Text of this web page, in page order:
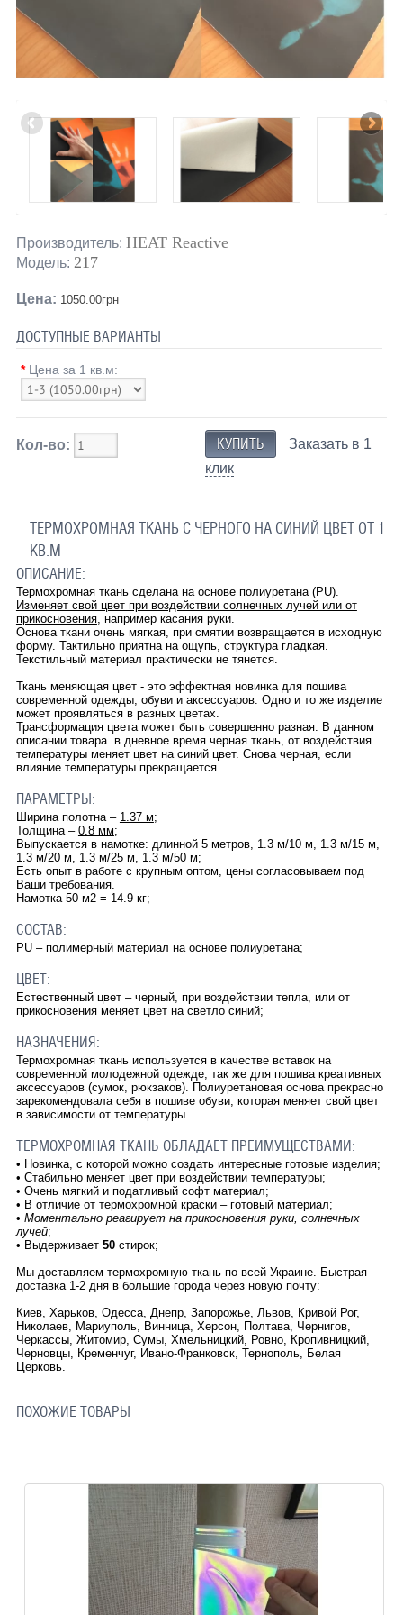
Производитель: HEAT Reactive
Модель: 217
Цена: 1050.00грн
ДОСТУПНЫЕ ВАРИАНТЫ
* Цена за 1 кв.м:
Кол-во:
Заказать в 1
клик
ТЕРМОХРОМНАЯ ТКАНЬ С ЧЕРНОГО НА СИНИЙ ЦВЕТ ОТ 1
КВ.М
ОПИСАНИЕ:
Термохромная ткань сделана на основе полиуретана (PU).
Изменяет свой цвет при воздействии солнечных лучей или от
прикосновения, например касания руки.
Основа ткани очень мягкая, при смятии возвращается в исходную
форму. Тактильно приятна на ощупь, структура гладкая.
Текстильный материал практически не тянется.
Ткань меняющая цвет - это эффектная новинка для пошива
современной одежды, обуви и аксессуаров. Одно и то же изделие
может проявляться в разных цветах.
Трансформация цвета может быть совершенно разная. В данном
описании товара в дневное время черная ткань, от воздействия
температуры меняет цвет на синий цвет. Снова черная, если
влияние температуры прекращается.
ПАРАМЕТРЫ:
Ширина полотна – 1.37 м;
Толщина – 0.8 мм;
Выпускается в намотке: длинной 5 метров, 1.3 м/10 м, 1.3 м/15 м,
1.3 м/20 м, 1.3 м/25 м, 1.3 м/50 м;
Есть опыт в работе с крупным оптом, цены согласовываем под
Ваши требования.
Намотка 50 м2 = 14.9 кг;
СОСТАВ:
PU – полимерный материал на основе полиуретана;
ЦВЕТ:
Естественный цвет – черный, при воздействии тепла, или от
прикосновения меняет цвет на светло синий;
НАЗНАЧЕНИЯ:
Термохромная ткань используется в качестве вставок на
современной молодежной одежде, так же для пошива креативных
аксессуаров (сумок, рюкзаков). Полиуретановая основа прекрасно
зарекомендовала себя в пошиве обуви, которая меняет свой цвет
в зависимости от температуры.
ТЕРМОХРОМНАЯ ТКАНЬ ОБЛАДАЕТ ПРЕИМУЩЕСТВАМИ:
• Новинка, с которой можно создать интересные готовые изделия;
• Стабильно меняет цвет при воздействии температуры;
• Очень мягкий и податливый софт материал;
• В отличие от термохромной краски – готовый материал;
• Моментально реагирует на прикосновения руки, солнечных
лучей;
• Выдерживает 50стирок;
Мы доставляем термохромную ткань по всей Украине. Быстрая
доставка 1-2 дня в большие города через новую почту:
Киев, Харьков, Одесса, Днепр, Запорожье, Львов, Кривой Рог,
Николаев, Мариуполь, Винница, Херсон, Полтава, Чернигов,
Черкассы, Житомир, Сумы, Хмельницкий, Ровно, Кропивницкий,
Черновцы, Кременчуг, Ивано-Франковск, Тернополь, Белая
Церковь.
ПОХОЖИЕ ТОВАРЫ